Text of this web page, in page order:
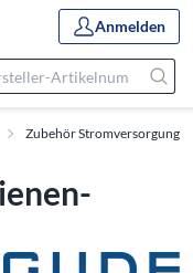
Anmelden
Zubehör Stromversorgung